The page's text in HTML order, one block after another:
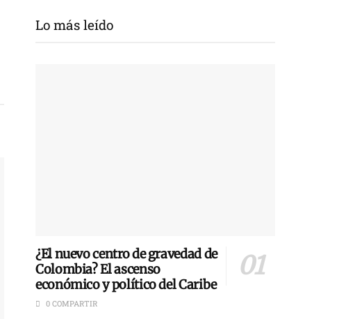
Lo más leído
¿El nuevo centro de gravedad de
Colombia? El ascenso
económico y político del Caribe
0 COMPARTIR